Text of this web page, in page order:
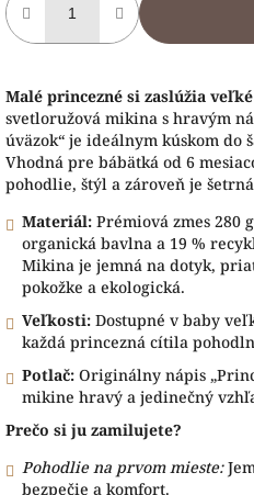
Malé princezné si zaslúžia
svetloružová mikina s hravým
úväzok“ je ideálnym kúskom do
Vhodná pre bábätká od 6
pohodlie, štýl a zároveň je
Materiál: Prémiová zmes 280
organická bavlna a 19 %
Mikina je jemná na dotyk,
pokožke a ekologická.
Veľkosti: Dostupné v baby
každá princezná cítila
Potlač: Originálny nápis
mikine hravý a jedinečný
Prečo si ju zamilujete?
Pohodlie na prvom mieste:
bezpečie a komfort.